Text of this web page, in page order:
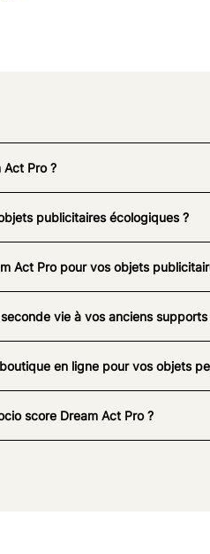
Pro ?
publicitaires écologiques ?
Act Pro pour vos objets
vie à vos anciens
en ligne pour vos objets
score Dream Act Pro ?